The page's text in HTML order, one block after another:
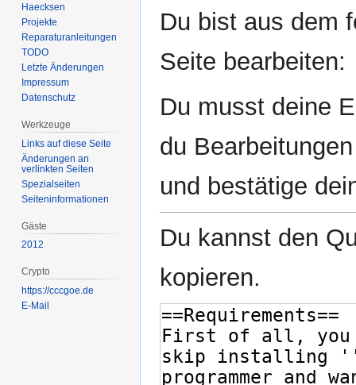
Navigation
Suche
Du bist aus dem
Seite bearbeiten:
Du musst deine
du
und bestätige
Du kannst den
kopieren.
Haecksen
Projekte
Reparaturanleitungen
TODO
Letzte Änderungen
Impressum
Datenschutz
Werkzeuge
Links auf diese Seite
Änderungen an
verlinkten Seiten
Spezialseiten
Seiten­­informationen
Gäste
2012
Crypto
https://cccgoe.de
E-Mail